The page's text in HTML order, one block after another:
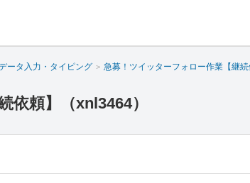
ータ入力・タイピング 急募！ツイッターフォロー作業【継続
依頼】（xnl3464）